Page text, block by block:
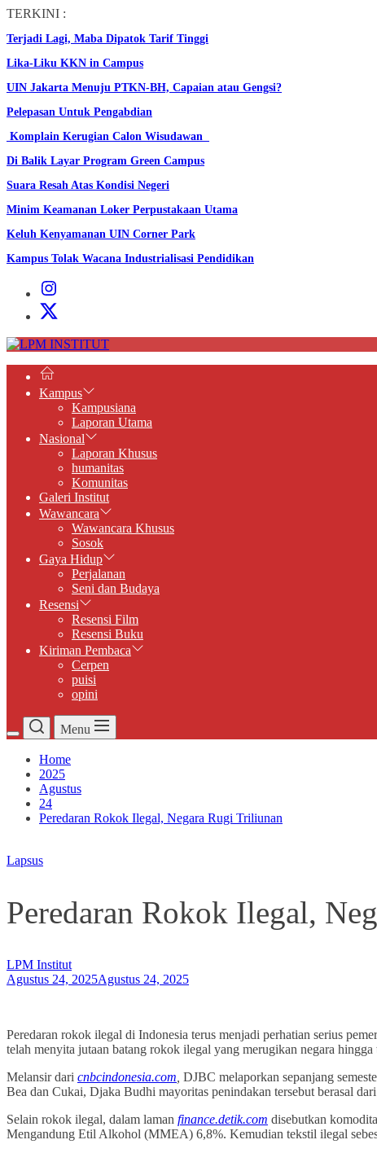
Skip
the
content
TERKINI :
Terjadi Lagi, Maba Dipatok Tarif Tinggi
Lika-Liku KKN in Campus
UIN Jakarta Menuju PTKN-BH, Capaian atau Gengsi?
Pelepasan Untuk Pengabdian
Komplain Kerugian Calon Wisudawan
Di Balik Layar Program Green Campus
Suara Resah Atas Kondisi Negeri
Minim Keamanan Loker Perpustakaan Utama
Keluh Kenyamanan UIN Corner Park
Kampus Tolak Wacana Industrialisasi Pendidikan
Instagram
Institut
X
Institut
LPM
Kampus
Kampusiana
Laporan Utama
Nasional
Laporan Khusus
humanitas
Komunitas
Galeri Institut
Wawancara
Wawancara Khusus
Sosok
Gaya Hidup
Perjalanan
Seni dan Budaya
Resensi
Resensi Film
Resensi Buku
Kiriman Pembaca
Cerpen
puisi
opini
Menu
Home
2025
Agustus
24
Peredaran Rokok Ilegal, Negara Rugi Triliunan
Lapsus
Peredaran Rokok Ilegal,
LPM Institut
Agustus 24, 2025Agustus 24, 2025
Peredaran rokok ilegal di Indonesia terus menjadi perhatian serius
telah menyita jutaan batang rokok ilegal yang merugikan negara
Melansir dari cnbcindonesia.com DJBC melaporkan sepanjang
Bea dan Cukai, Djaka Budhi mayoritas penindakan tersebut berasal
Selain rokok ilegal, dalam laman finance.detik.com disebutkan
Mengandung Etil Alkohol (MMEA) 6,8%. Kemudian tekstil ilegal